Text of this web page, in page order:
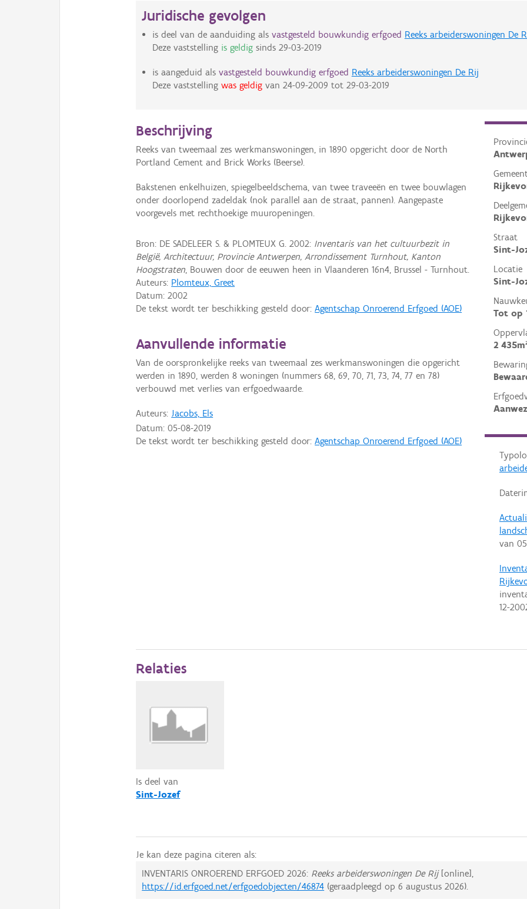
Juridische gevolgen
is deel van de aanduiding als vastgesteld bouwkundig erfgoed Reeks arbeiderswoningen De
Deze vaststelling is geldigsinds 29-03-2019
is aangeduid als vastgesteld bouwkundig erfgoed Reeks arbeiderswoningen De Rij
Deze vaststelling was geldigvan 24-09-2009 tot 29-03-2019
Straat
Sint-
Locatie
Sint-
Tot op
2
van
12-
Beschrijving
Reeks van tweemaal zes werkmanswoningen, in 1890 opgericht door de North
Portland Cement and Brick Works (Beerse).
Bakstenen enkelhuizen, spiegelbeeldschema, van twee traveeën en twee bouwlagen
onder doorlopend zadeldak (nok parallel aan de straat, pannen). Aangepaste
voorgevels met rechthoekige muuropeningen.
Bron: DE SADELEER S. & PLOMTEUX G. 2002: Inventaris van het cultuurbezit in
België, Architectuur, Provincie Antwerpen, Arrondissement Turnhout, Kanton
Hoogstraten, Bouwen door de eeuwen heen in Vlaanderen 16n4, Brussel - Turnhout.
Auteurs: Plomteux, Greet
Datum:2002
De tekst wordt ter beschikking gesteld door:Agentschap Onroerend Erfgoed (AOE)
Aanvullende informatie
Van de oorspronkelijke reeks van tweemaal zes werkmanswoningen die opgericht
werden in 1890, werden 8 woningen (nummers 68, 69, 70, 71, 73, 74, 77 en 78)
verbouwd met verlies van erfgoedwaarde.
Auteurs: Jacobs, Els
Datum:05-08-2019
De tekst wordt ter beschikking gesteld door:Agentschap Onroerend Erfgoed (AOE)
Relaties
Is deel van
Sint-Jozef
Je kan deze pagina citeren als:
INVENTARIS ONROEREND ERFGOED 2026: Reeks arbeiderswoningen De Rij[online],
https://id.erfgoed.net/erfgoedobjecten/46874 (geraadpleegd op6 augustus 2026).